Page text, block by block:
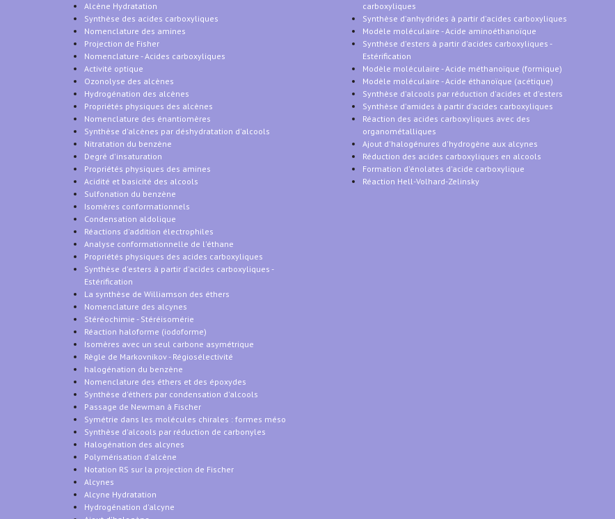
Alcène Hydratation
Synthèse des acides carboxyliques
Nomenclature des amines
Projection de Fisher
Nomenclature - Acides carboxyliques
Activité optique
Ozonolyse des alcènes
Hydrogénation des alcènes
Propriétés physiques des alcènes
Nomenclature des énantiomères
Synthèse d'alcènes par déshydratation d'alcools
Nitratation du benzène
Degré d'insaturation
Propriétés physiques des amines
Acidité et basicité des alcools
Sulfonation du benzène
Isomères conformationnels
Condensation aldolique
Réactions d'addition électrophiles
Analyse conformationnelle de l'éthane
Propriétés physiques des acides carboxyliques
Synthèse d'esters à partir d'acides carboxyliques -
Estérification
La synthèse de Williamson des éthers
Nomenclature des alcynes
Stéréochimie - Stéréisomérie
Réaction haloforme (iodoforme)
Isomères avec un seul carbone asymétrique
Règle de Markovnikov - Régiosélectivité
halogénation du benzène
Nomenclature des éthers et des époxydes
Synthèse d'éthers par condensation d'alcools
Passage de Newman à Fischer
Symétrie dans les molécules chirales : formes méso
Synthèse d'alcools par réduction de carbonyles
Halogénation des alcynes
Polymérisation d'alcène
Notation RS sur la projection de Fischer
Alcynes
Alcyne Hydratation
Hydrogénation d'alcyne
carboxyliques
Synthèse d'anhydrides à partir d'acides carboxyliques
Modèle moléculaire - Acide aminoéthanoïque
Synthèse d'esters à partir d'acides carboxyliques -
Estérification
Modèle moléculaire - Acide méthanoïque (formique)
Modèle moléculaire - Acide éthanoïque (acétique)
Synthèse d'alcools par réduction d'acides et d'esters
Synthèse d'amides à partir d'acides carboxyliques
Réaction des acides carboxyliques avec des
organométalliques
Ajout d'halogénures d'hydrogène aux alcynes
Réduction des acides carboxyliques en alcools
Formation d'énolates d'acide carboxylique
Réaction Hell-Volhard-Zelinsky